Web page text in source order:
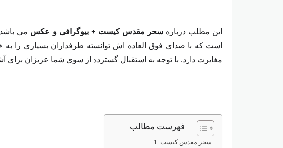
این مطلب درباره سحر مقدس کیست + بیوگرافی و عکس می
است که با صدای فوق‌ العاده‌ اش توانسته طرفداران بسیاری را به
مغایرت دارد. با توجه به استقبال گسترده از سوی شما عزیزان برای
فهرست مطالب
سحر مقدس کیست